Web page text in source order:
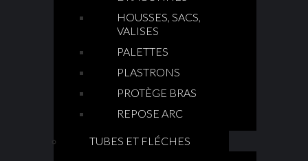
HOUSSES, SACS,
VALISES
PALETTES
PLASTRONS
PROTÈGE BRAS
REPOSE ARC
TUBES ET FLÉCHES